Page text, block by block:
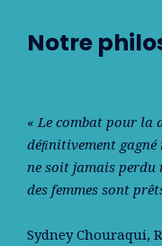
Notre
« Le combat pour la
déﬁnitivement gagné
ne soit jamais perdu
des femmes sont
Sydney Chouraqui,